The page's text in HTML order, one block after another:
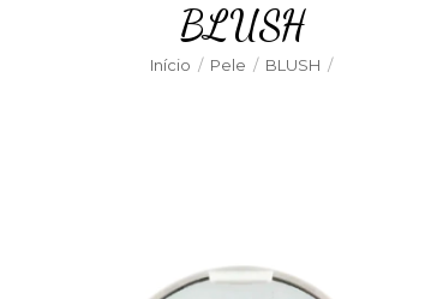
BLUSH
Início / Pele / BLUSH /